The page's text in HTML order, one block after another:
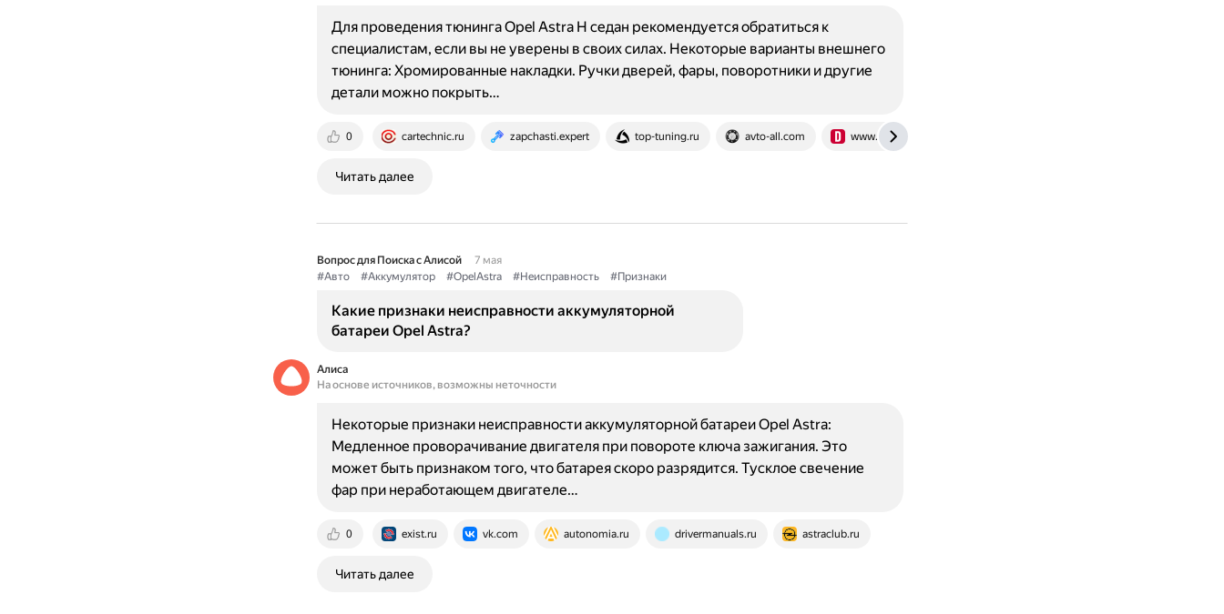
0 cartechnic.ru zapchasti.expert top-tuning.ru avto-all.com www.drive2.ru
Для проведения тюнинга Opel Astra H седан рекомендуется обратиться к
специалистам, если вы не уверены в своих силах. Некоторые варианты внешнего
тюнинга: Хромированные накладки. Ручки дверей, фары, поворотники и другие
детали можно покрыть…
Читать далее
Вопрос для Поиска с Алисой
7 мая
#Авто
#Аккумулятор #OpelAstra #Неисправность #Признаки
Какие признаки неисправности аккумуляторной
батареи Opel Astra?
Алиса
На основе источников, возможны неточности
0 exist.ru vk.com autonomia.ru drivermanuals.ru astraclub.ru
Некоторые признаки неисправности аккумуляторной батареи Opel Astra:
Медленное проворачивание двигателя при повороте ключа зажигания. Это
может быть признаком того, что батарея скоро разрядится. Тусклое свечение
фар при неработающем двигателе…
Читать далее